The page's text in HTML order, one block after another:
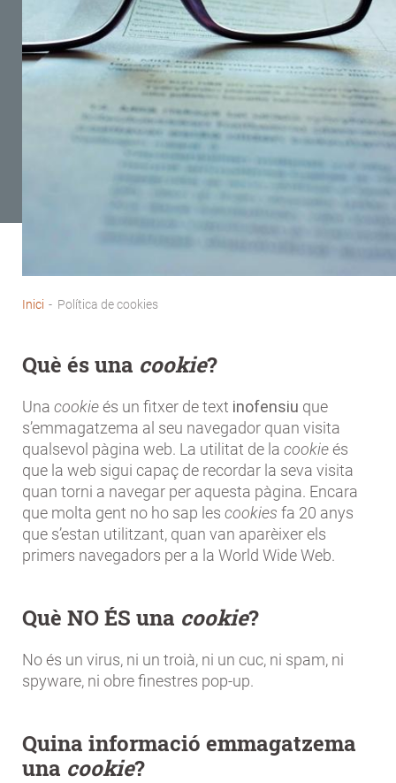
d'Ariadna
Inici - Política de cookies
Què és una cookie?
Una cookieés un fitxer de text inofensiu que
s’emmagatzema al seu navegador quan visita
qualsevol pàgina web. La utilitat de la cookieés
que la web sigui capaç de recordar la seva visita
quan torni a navegar per aquesta pàgina. Encara
que molta gent no ho sap les cookies fa 20 anys
que s’estan utilitzant, quan van aparèixer els
primers navegadors per a la World Wide Web.
Què NO ÉS una cookie?
No és un virus, ni un troià, ni un cuc, ni spam, ni
spyware, ni obre finestres pop-up.
Quina informació emmagatzema
una cookie?